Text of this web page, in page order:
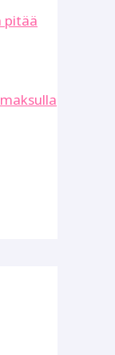
pitää